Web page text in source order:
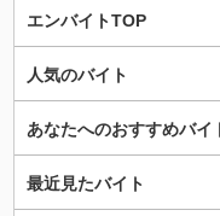
エンバイトTOP
人気のバイト
あなたへのおすすめバイ
最近見たバイト